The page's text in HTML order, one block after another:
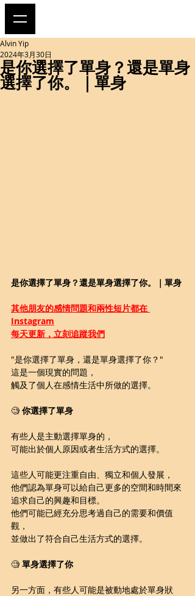
是你選擇了單身？還是單身
選擇了你。｜單身
Alvin Yip
2024年3月30日
是你選擇了單身？還是單身選擇了你。｜單身
其他朋友的感情問題和兩性短片都在
Instagram
每天更新，立刻追蹤我們
"是你選擇了單身，還是單身選擇了你？"
這是一個現實的問題，
觸及了個人在感情生活中所做的選擇。
🧐 你選擇了單身
有些人是主動選擇單身的，
可能出於個人原因或者生活方式的選擇。
這些人可能更注重自由、獨立和個人發展，
他們認為單身可以給自己更多的空間和時間來
追求自己的興趣和目標。
他們可能已經充分思考過自己的需要和價值
觀，
並做出了符合自己生活方式的選擇。
🧐 單身選擇了你
另一方面，有些人可能是被動地處於單身狀